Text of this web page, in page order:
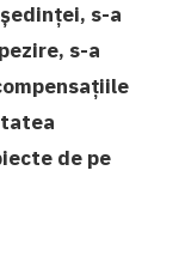
s-a
s-a
de pe